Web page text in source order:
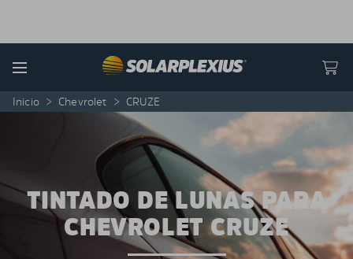
Menu
Inicio > Chevrolet > CRUZE
TINTADO DE LUNAS PARA
CHEVROLET CRUZE